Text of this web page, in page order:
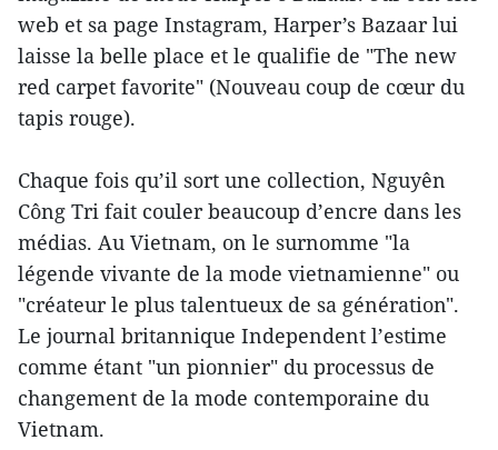
web et sa page Instagram, Harper’s Bazaar lui
laisse la belle place et le qualifie de "The new
red carpet favorite" (Nouveau coup de cœur du
tapis rouge).
Chaque fois qu’il sort une collection, Nguyên
Công Tri fait couler beaucoup d’encre dans les
médias. Au Vietnam, on le surnomme "la
légende vivante de la mode vietnamienne" ou
"créateur le plus talentueux de sa génération".
Le journal britannique Independent l’estime
comme étant "un pionnier" du processus de
changement de la mode contemporaine du
Vietnam.